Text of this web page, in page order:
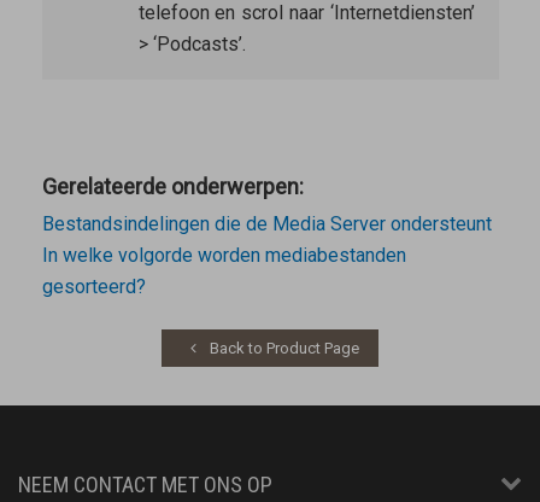
telefoon en scrol naar ‘Internetdiensten’
> ‘Podcasts’.
Gerelateerde onderwerpen:
Bestandsindelingen die de Media Server ondersteunt
In welke volgorde worden mediabestanden
gesorteerd?
Back to Product Page
NEEM CONTACT MET ONS OP